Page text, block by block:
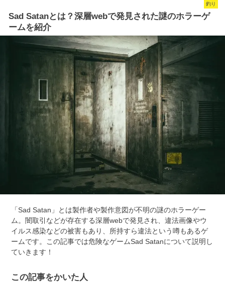
釣り
Sad Satanとは？深層webで発見された謎のホラーゲ
ームを紹介
「Sad Satan」とは製作者や製作意図が不明の謎のホラーゲー
ム。闇取引などが存在する深層webで発見され、違法画像やウ
イルス感染などの被害もあり、所持すら違法という噂もあるゲ
ームです。この記事では危険なゲームSad Satanについて説明し
ていきます！
この記事をかいた人